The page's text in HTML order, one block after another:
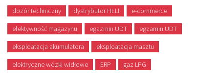
dozór techniczny dystrybutor HELI e-commerce
efektywność magazynu egazmin UDT egzamin UDT
eksploatacja akumulatora eksploatacja masztu
elektryczne wózki widłowe ERP gaz LPG